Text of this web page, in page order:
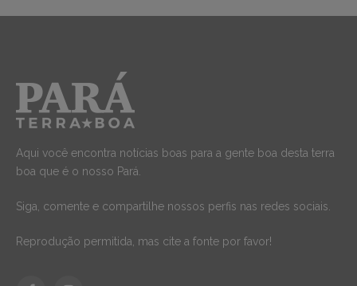
Aqui você encontra notícias boas para a gente boa desta terra
boa que é o nosso Pará.
Siga, comente e compartilhe nossos perfis nas redes sociais.
Reprodução permitida, mas cite a fonte por favor!